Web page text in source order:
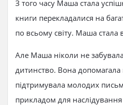
З того часу Маша стала
книги перекладалися на
по всьому світу. Маша
Але Маша ніколи не
дитинство. Вона
підтримувала молодих
прикладом для